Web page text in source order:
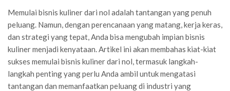
Memulai bisnis kuliner dari nol adalah tantangan yang penuh
peluang. Namun, dengan perencanaan yang matang, kerja keras,
dan strategi yang tepat, Anda bisa mengubah impian bisnis
kuliner menjadi kenyataan. Artikel ini akan membahas kiat-kiat
sukses memulai bisnis kuliner dari nol, termasuk langkah-
langkah penting yang perlu Anda ambil untuk mengatasi
tantangan dan memanfaatkan peluang di industri yang